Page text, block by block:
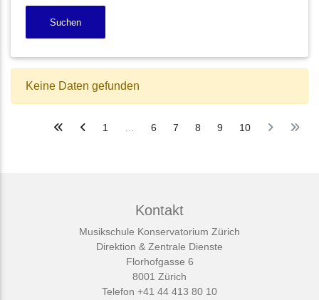
Suchen
Keine Daten gefunden
1 6 7 8 9 10
Kontakt
Musikschule Konservatorium Zürich
Direktion & Zentrale Dienste
Florhofgasse 6
8001 Zürich
Telefon +41 44 413 80 10